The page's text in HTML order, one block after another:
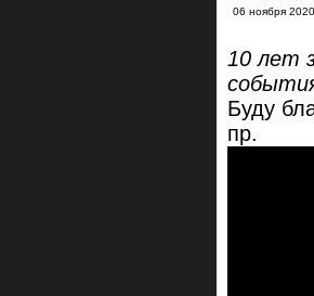
06 ноября
10 лет
Буду
пр.